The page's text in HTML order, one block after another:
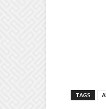
TAGS